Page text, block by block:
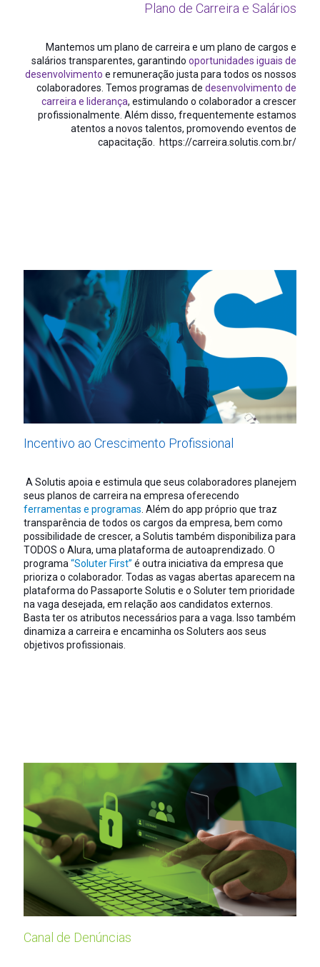
Plano de Carreira e Salários
Mantemos um plano de carreira e um plano de cargos e
salários transparentes, garantindo oportunidades iguais de
desenvolvimento e remuneração justa para todos os nossos
colaboradores. Temos programas de desenvolvimento de
carreira e liderança, estimulando o colaborador a crescer
profissionalmente. Além disso, frequentemente estamos
atentos a novos talentos, promovendo eventos de
capacitação. https://carreira.solutis.com.br/
Incentivo ao Crescimento Profissional
A Solutis apoia e estimula que seus colaboradores planejem
seus planos de carreira na empresa oferecendo
ferramentas e programas. Além do app próprio que traz
transparência de todos os cargos da empresa, bem como
possibilidade de crescer, a Solutis também disponibiliza para
TODOS o Alura, uma plataforma de autoaprendizado. O
programa“Soluter First” é outra iniciativa da empresa que
prioriza o colaborador. Todas as vagas abertas aparecem na
plataforma do Passaporte Solutis e o Soluter tem prioridade
na vaga desejada, em relação aos candidatos externos.
Basta ter os atributos necessários para a vaga. Isso também
dinamiza a carreira e encaminha os Soluters aos seus
objetivos profissionais.
Canal de Denúncias